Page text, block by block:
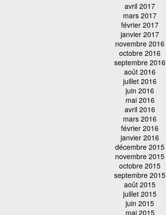
avril 2017
mars 2017
février 2017
janvier 2017
novembre 2016
octobre 2016
septembre 2016
août 2016
juillet 2016
juin 2016
mai 2016
avril 2016
mars 2016
février 2016
janvier 2016
décembre 2015
novembre 2015
octobre 2015
septembre 2015
août 2015
juillet 2015
juin 2015
mai 2015